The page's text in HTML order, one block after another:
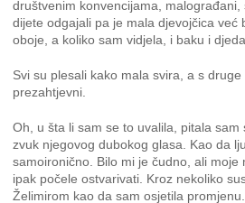
društvenim konvencijama,
dijete odgajali pa je mala djevojčica već
oboje, a koliko sam vidjela, i baku i
Svi su plesali kako mala svira, a s
prezahtjevni.
Oh, u šta li sam se to uvalila, pitala
zvuk njegovog dubokog glasa. Kao da
samoironično. Bilo mi je čudno, ali moje
ipak počele ostvarivati. Kroz nekoliko
Želimirom kao da sam osjetila